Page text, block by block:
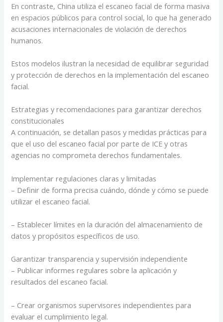
En contraste, China utiliza el escaneo facial de forma masiva
en espacios públicos para control social, lo que ha generado
acusaciones internacionales de violación de derechos
humanos.
Estos modelos ilustran la necesidad de equilibrar seguridad
y protección de derechos en la implementación del escaneo
facial.
Estrategias y recomendaciones para garantizar derechos
constitucionales
A continuación, se detallan pasos y medidas prácticas para
que el uso del escaneo facial por parte de ICE y otras
agencias no comprometa derechos fundamentales.
Implementar regulaciones claras y limitadas
– Definir de forma precisa cuándo, dónde y cómo se puede
utilizar el escaneo facial.
– Establecer límites en la duración del almacenamiento de
datos y propósitos específicos de uso.
Garantizar transparencia y supervisión independiente
– Publicar informes regulares sobre la aplicación y
resultados del escaneo facial.
– Crear organismos supervisores independientes para
evaluar el cumplimiento legal.